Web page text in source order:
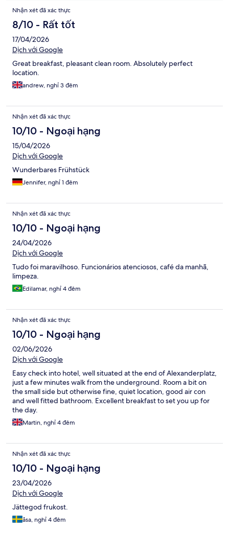
Nhận xét đã xác thực
8/10 - Rất tốt
17/04/2026
Dịch với Google
Great breakfast, pleasant clean room. Absolutely perfect
location.
andrew, nghỉ 3 đêm
Nhận xét đã xác thực
10/10 - Ngoại hạng
15/04/2026
Dịch với Google
Wunderbares Frühstück
Jennifer, nghỉ 1 đêm
Nhận xét đã xác thực
10/10 - Ngoại hạng
24/04/2026
Dịch với Google
Tudo foi maravilhoso. Funcionários atenciosos, café da manhã,
limpeza.
Edilamar, nghỉ 4 đêm
Nhận xét đã xác thực
10/10 - Ngoại hạng
02/06/2026
Dịch với Google
Easy check into hotel, well situated at the end of Alexanderplatz,
just a few minutes walk from the underground. Room a bit on
the small side but otherwise fine, quiet location, good air con
and well fitted bathroom. Excellent breakfast to set you up for
the day.
Martin, nghỉ 4 đêm
Nhận xét đã xác thực
10/10 - Ngoại hạng
23/04/2026
Dịch với Google
Jättegod frukost.
åsa, nghỉ 4 đêm